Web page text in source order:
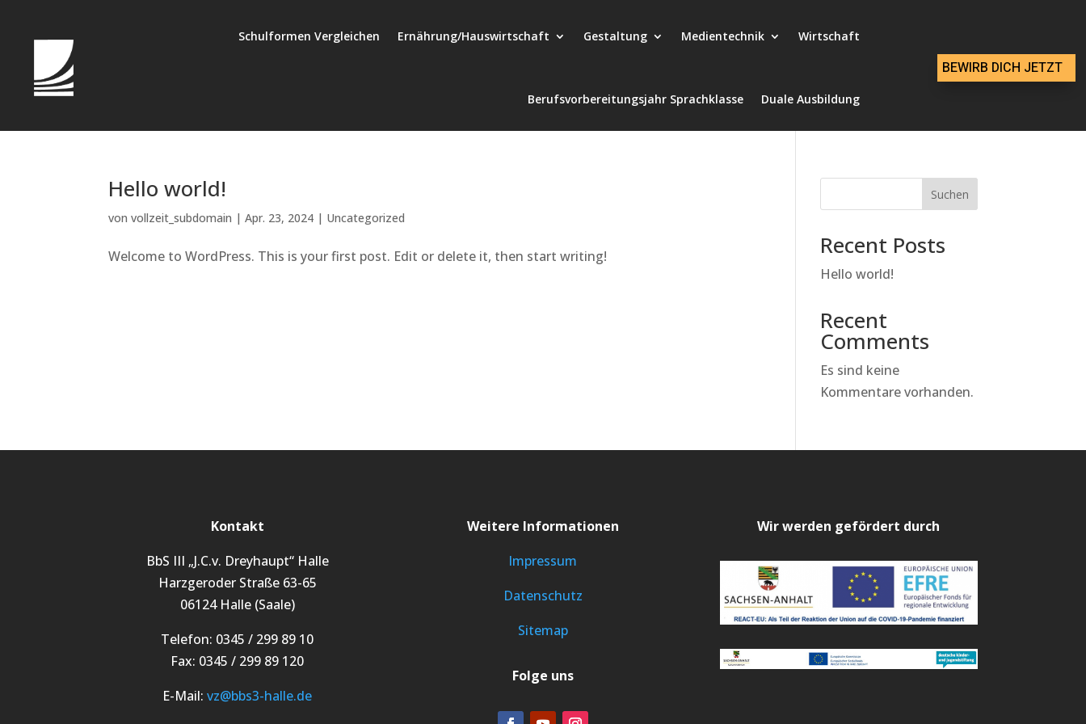
Schulformen Vergleichen Ernährung/Hauswirtschaft Gestaltung Medientechnik Wirtschaft
Berufsvorbereitungsjahr Sprachklasse Duale Ausbildung
BEWIRB DICH JETZT
Hello world!
vonvollzeit_subdomain |Apr. 23, 2024 | Uncategorized
Welcome to WordPress. This is your first post. Edit or delete it, then start writing!
Suchen
Recent Posts
Hello world!
Recent
Comments
Es sind keine
Kommentare vorhanden.
Kontakt
BbS III „J.C.v. Dreyhaupt“ Halle
Harzgeroder Straße 63-65
06124 Halle (Saale)
Telefon: 0345 / 299 89 10
Fax: 0345 / 299 89 120
E-Mail:vz@bbs3-halle.de
Weitere Informationen
Impressum
Datenschutz
Sitemap
Folge uns
Wir werden gefördert durch